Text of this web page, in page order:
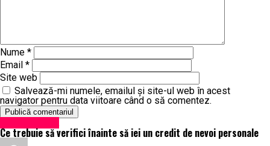
Nume *
Email *
Site web
Salvează-mi numele, emailul și site-ul web în acest
navigator pentru data viitoare când o să comentez.
Ce trebuie să verifici înainte să iei un credit de nevoi personale